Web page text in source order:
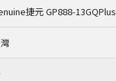
捷元 GP888-13GQPlus